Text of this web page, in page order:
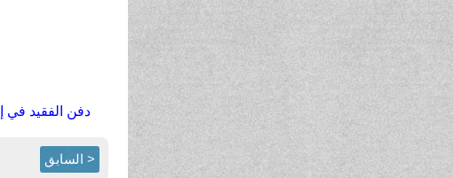
دفن الفقيد في
< السابق